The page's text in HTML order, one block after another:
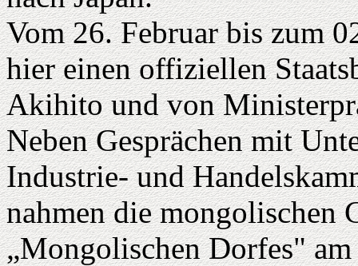
Vom 26. Februar bis zum
hier einen offiziellen
Akihito und von
Neben Gesprächen mit
Industrie- und
nahmen die mongolischen
„Mongolischen Dorfes"